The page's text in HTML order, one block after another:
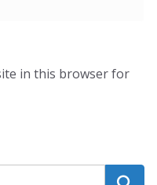
in this browser for